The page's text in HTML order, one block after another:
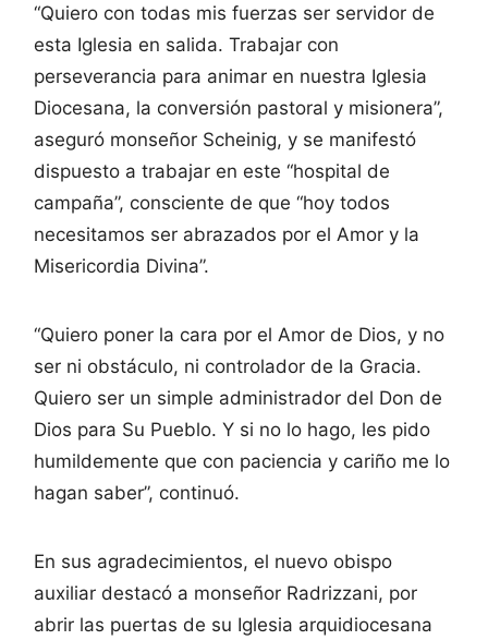
“Quiero con todas mis fuerzas ser servidor de
esta Iglesia en salida. Trabajar con
perseverancia para animar en nuestra Iglesia
Diocesana, la conversión pastoral y misionera”,
aseguró monseñor Scheinig, y se manifestó
dispuesto a trabajar en este “hospital de
campaña”, consciente de que “hoy todos
necesitamos ser abrazados por el Amor y la
Misericordia Divina”.
“Quiero poner la cara por el Amor de Dios, y no
ser ni obstáculo, ni controlador de la Gracia.
Quiero ser un simple administrador del Don de
Dios para Su Pueblo. Y si no lo hago, les pido
humildemente que con paciencia y cariño me lo
hagan saber”, continuó.
En sus agradecimientos, el nuevo obispo
auxiliar destacó a monseñor Radrizzani, por
abrir las puertas de su Iglesia arquidiocesana